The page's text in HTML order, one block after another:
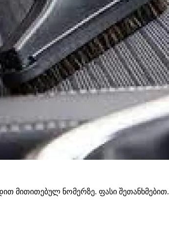
მითითებულ ნომერზე. ფასი შეთანხმებით.